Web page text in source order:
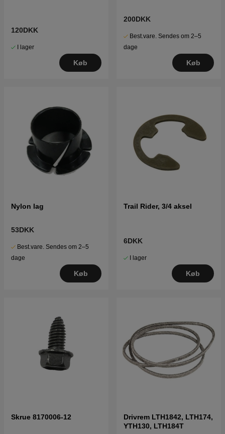
120DKK
I lager
Køb
200DKK
Best.vare. Sendes om 2–5
dage
Køb
Nylon lag
53DKK
Best.vare. Sendes om 2–5
dage
Køb
Trail Rider, 3/4 aksel
6DKK
I lager
Køb
Skrue 8170006-12
Drivrem LTH1842, LTH174,
YTH130, LTH184T